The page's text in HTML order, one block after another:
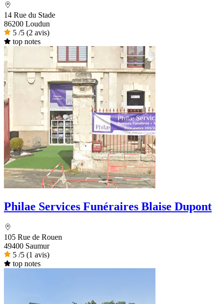
14 Rue du Stade
86200 Loudun
5 /5 (2 avis)
top notes
Philae Services Funéraires Blaise Dupont
105 Rue de Rouen
49400 Saumur
5 /5 (1 avis)
top notes